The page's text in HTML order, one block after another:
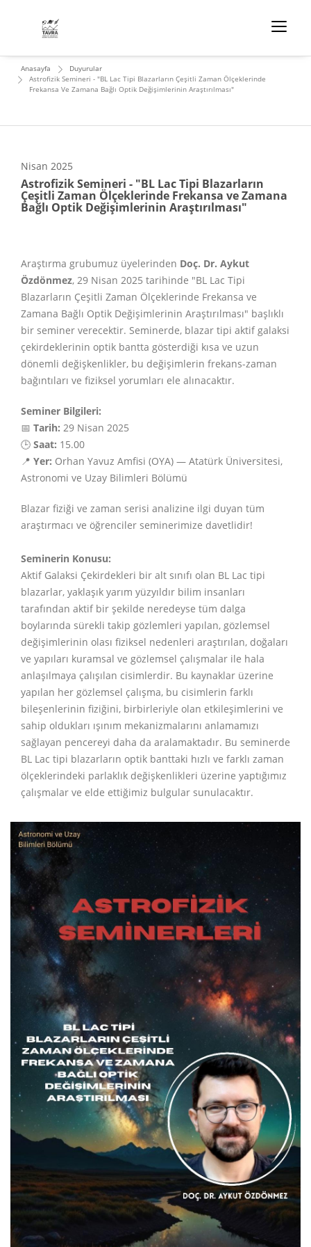
Anasayfa
Duyurular
Astrofizik Semineri - "BL Lac Tipi Blazarların Çeşitli Zaman Ölçeklerinde
Frekansa Ve Zamana Bağlı Optik Değişimlerinin Araştırılması"
Nisan 2025
Astrofizik Semineri - "BL Lac Tipi Blazarların
Çeşitli Zaman Ölçeklerinde Frekansa ve Zamana
Bağlı Optik Değişimlerinin Araştırılması"
Araştırma grubumuz üyelerinden Doç. Dr. Aykut
Özdönmez, 29 Nisan 2025 tarihinde "BL Lac Tipi
Blazarların Çeşitli Zaman Ölçeklerinde Frekansa ve
Zamana Bağlı Optik Değişimlerinin Araştırılması" başlıklı
bir seminer verecektir. Seminerde, blazar tipi aktif galaksi
çekirdeklerinin optik bantta gösterdiği kısa ve uzun
dönemli değişkenlikler, bu değişimlerin frekans-zaman
bağıntıları ve fiziksel yorumları ele alınacaktır.
Seminer Bilgileri:
📅 Tarih: 29 Nisan 2025
🕒 Saat: 15.00
📍 Yer: Orhan Yavuz Amfisi (OYA) — Atatürk Üniversitesi,
Astronomi ve Uzay Bilimleri Bölümü
Blazar fiziği ve zaman serisi analizine ilgi duyan tüm
araştırmacı ve öğrenciler seminerimize davetlidir!
Seminerin Konusu:
Aktif Galaksi Çekirdekleri bir alt sınıfı olan BL Lac tipi
blazarlar, yaklaşık yarım yüzyıldır bilim insanları
tarafından aktif bir şekilde neredeyse tüm dalga
boylarında sürekli takip gözlemleri yapılan, gözlemsel
değişimlerinin olası fiziksel nedenleri araştırılan, doğaları
ve yapıları kuramsal ve gözlemsel çalışmalar ile hala
anlaşılmaya çalışılan cisimlerdir. Bu kaynaklar üzerine
yapılan her gözlemsel çalışma, bu cisimlerin farklı
bileşenlerinin fiziğini, birbirleriyle olan etkileşimlerini ve
sahip oldukları ışınım mekanizmalarını anlamamızı
sağlayan pencereyi daha da aralamaktadır. Bu seminerde
BL Lac tipi blazarların optik banttaki hızlı ve farklı zaman
ölçeklerindeki parlaklık değişkenlikleri üzerine yaptığımız
çalışmalar ve elde ettiğimiz bulgular sunulacaktır.